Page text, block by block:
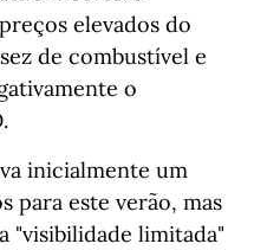
elevados do
de combustível e
o
inicialmente um
para este verão, mas
"visibilidade limitada"